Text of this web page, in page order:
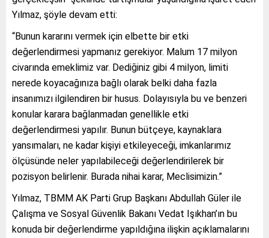
Yılmaz, şöyle devam etti:
“Bunun kararını vermek için elbette bir etki
değerlendirmesi yapmanız gerekiyor. Malum 17 milyon
civarında emeklimiz var. Dediğiniz gibi 4 milyon, limiti
nerede koyacağınıza bağlı olarak belki daha fazla
insanımızı ilgilendiren bir husus. Dolayısıyla bu ve benzeri
konular karara bağlanmadan genellikle etki
değerlendirmesi yapılır. Bunun bütçeye, kaynaklara
yansımaları, ne kadar kişiyi etkileyeceği, imkanlarımız
ölçüsünde neler yapılabileceği değerlendirilerek bir
pozisyon belirlenir. Burada nihai karar, Meclisimizin.”
Yılmaz, TBMM AK Parti Grup Başkanı Abdullah Güler ile
Çalışma ve Sosyal Güvenlik Bakanı Vedat Işıkhan’ın bu
konuda bir değerlendirme yapıldığına ilişkin açıklamalarını